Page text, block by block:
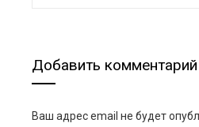
Добавить комментарий
Ваш адрес email не будет